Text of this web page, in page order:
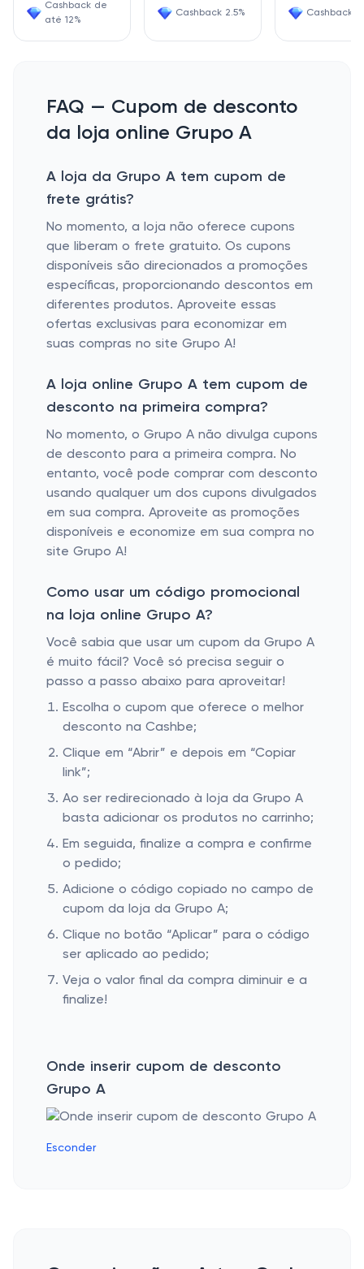
Cashback de
até 12%
Cashback 2.5% Cashback
FAQ — Cupom de desconto
da loja online Grupo A
A loja da Grupo A tem cupom de
frete grátis?
No momento, a loja não oferece cupons
que liberam o frete gratuito. Os cupons
disponíveis são direcionados a promoções
específicas, proporcionando descontos em
diferentes produtos. Aproveite essas
ofertas exclusivas para economizar em
suas compras no site Grupo A!
A loja online Grupo A tem cupom de
desconto na primeira compra?
No momento, o Grupo A não divulga cupons
de desconto para a primeira compra. No
entanto, você pode comprar com desconto
usando qualquer um dos cupons divulgados
em sua compra. Aproveite as promoções
disponíveis e economize em sua compra no
site Grupo A!
Como usar um código promocional
na loja online Grupo A?
Você sabia que usar um cupom da Grupo A
é muito fácil? Você só precisa seguir o
passo a passo abaixo para aproveitar!
Escolha o cupom que oferece o melhor
desconto na Cashbe;
Clique em “Abrir” e depois em “Copiar
link”;
Ao ser redirecionado à loja da Grupo A
basta adicionar os produtos no carrinho;
Em seguida, finalize a compra e confirme
o pedido;
Adicione o código copiado no campo de
cupom da loja da Grupo A;
Clique no botão “Aplicar” para o código
ser aplicado ao pedido;
Veja o valor final da compra diminuir e a
finalize!
Onde inserir cupom de desconto
Grupo A
Esconder